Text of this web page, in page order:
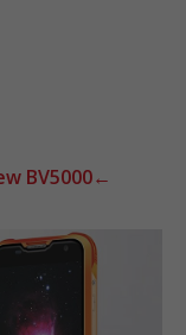
BV5000←